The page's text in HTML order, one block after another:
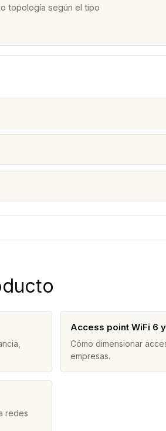
topología según el tipo
Access point WiFi 6
Cómo dimensionar
empresas.
redes